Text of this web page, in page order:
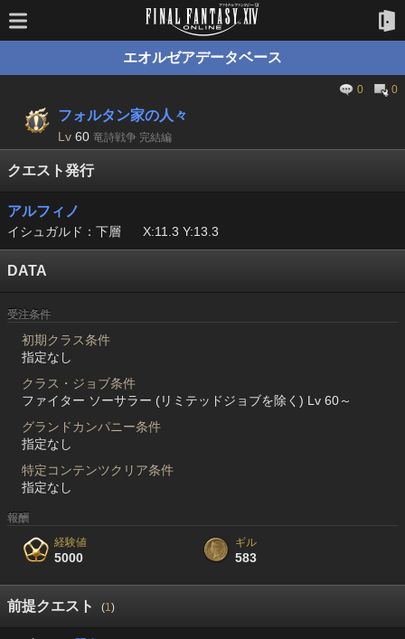
エオルゼアデータベース
0 0
フォルタン家の人々
Lv 60 竜詩戦争 完結編
クエスト発行
アルフィノ
イシュガルド：下層 X:11.3 Y:13.3
DATA
受注条件
初期クラス条件
指定なし
クラス・ジョブ条件
ファイター ソーサラー (リミテッドジョブを除く) Lv 60～
グランドカンパニー条件
指定なし
特定コンテンツクリア条件
指定なし
報酬
経験値
5000
ギル
583
前提クエスト (1)